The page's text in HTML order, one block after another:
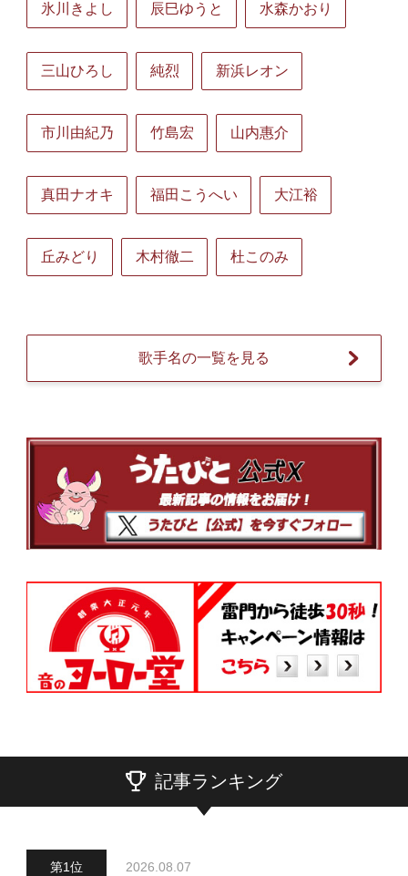
氷川きよし 辰巳ゆうと 水森かおり
三山ひろし 純烈 新浜レオン
市川由紀乃 竹島宏 山内惠介
真田ナオキ 福田こうへい 大江裕
丘みどり 木村徹二 杜このみ
歌手名の一覧を見る
記事ランキング
2026.08.07